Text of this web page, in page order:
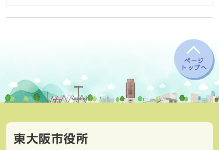
ページ
トップへ
東大阪市役所